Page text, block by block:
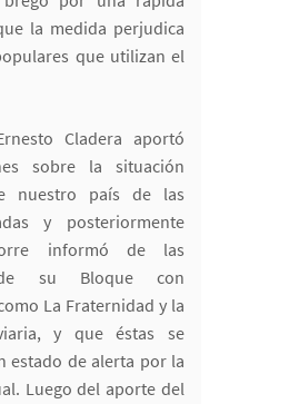
la medida perjudica
que utilizan el
Cladera aportó
sobre la situación
nuestro país de las
y posteriormente
informó de las
su Bloque con
La Fraternidad y la
y que éstas se
estado de alerta por la
Luego del aporte del